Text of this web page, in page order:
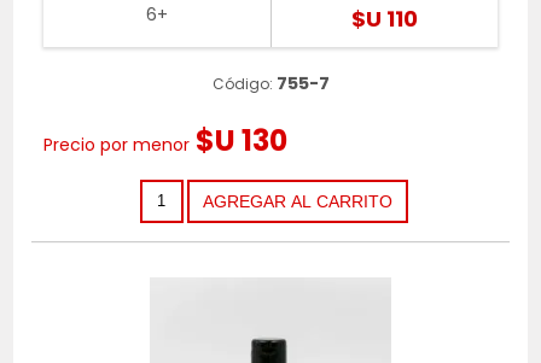
6+ $U 110
Código: 755-7
Precio por menor $U 130